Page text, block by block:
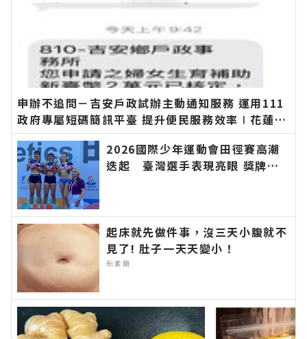
申辦不追問－吉安戶政試辦主動通知服務 運用111
政府專屬短碼簡訊平臺 提升便民服務效率∣花蓮新
聞網官方網站各類新聞－最快速的今日新聞報導 最
新的在地資訊！ 2026國際少年運動會田徑賽高潮
迭起 臺灣選手表現亮眼 獎牌連
在地資訊！
起床就先做件事，沒三天小腹就不
見了! 肚子一天天變小！
新素簡